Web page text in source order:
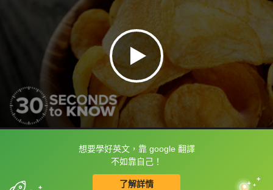
想要學好英文，靠 google 翻譯
不如靠自己！
了解詳情
框選或點兩下字幕可以直接查字典喔！